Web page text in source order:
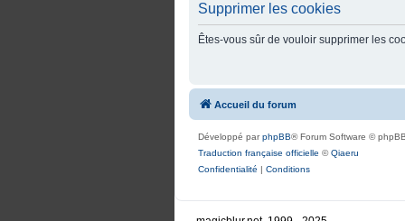
Supprimer les cookies
Êtes-vous sûr de vouloir supprimer les
Accueil du forum
Développé parphpBB® Forum Software ©
Traduction française officielle ©Qiaeru
Confidentialité | Conditions